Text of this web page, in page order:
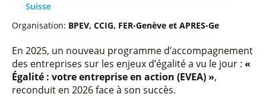
Suisse
Organisation: BPEV, CCIG, FER-Genève et APRES-Ge
En 2025, un nouveau programme d’accompagnement
des entreprises sur les enjeux d’égalité a vu le jour : «
Égalité : votre entreprise en action (EVEA) »,
reconduit en 2026 face à son succès.